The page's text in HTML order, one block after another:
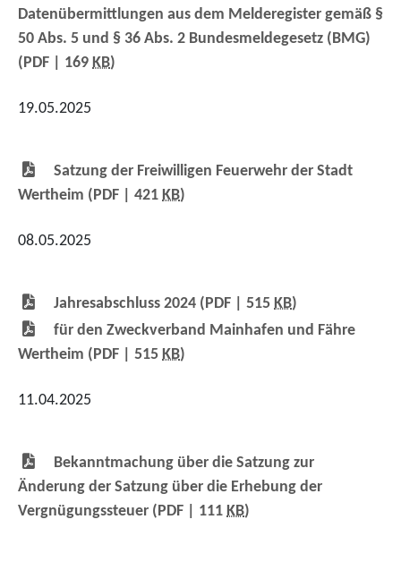
Datenübermittlungen aus dem Melderegister gemäß §
50 Abs. 5 und § 36 Abs. 2 Bundesmeldegesetz (BMG)
(PDF | 169 KB)
19.05.2025
Satzung der Freiwilligen Feuerwehr der Stadt
Wertheim (PDF | 421 KB)
08.05.2025
Jahresabschluss 2024 (PDF | 515 KB)
für den Zweckverband Mainhafen und Fähre
Wertheim (PDF | 515 KB)
11.04.2025
Bekanntmachung über die Satzung zur
Änderung der Satzung über die Erhebung der
Vergnügungssteuer (PDF | 111 KB)